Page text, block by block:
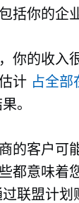
括你的企业
你的收入
计 占全部
。
的客户可
都意味着
联盟计划